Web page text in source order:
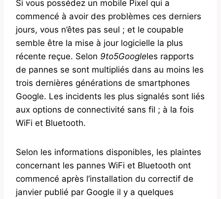
Si vous possédez un mobile Pixel qui a
commencé à avoir des problèmes ces derniers
jours, vous n’êtes pas seul ; et le coupable
semble être la mise à jour logicielle la plus
récente reçue. Selon 9to5Googleles rapports
de pannes se sont multipliés dans au moins les
trois dernières générations de smartphones
Google. Les incidents les plus signalés sont liés
aux options de connectivité sans fil ; à la fois
WiFi et Bluetooth.
Selon les informations disponibles, les plaintes
concernant les pannes WiFi et Bluetooth ont
commencé après l’installation du correctif de
janvier publié par Google il y a quelques